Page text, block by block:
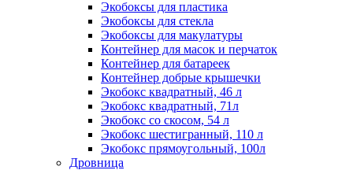
Экобоксы для пластика
Экобоксы для стекла
Экобоксы для макулатуры
Контейнер для масок и перчаток
Контейнер для батареек
Контейнер добрые крышечки
Экобокс квадратный, 46 л
Экобокс квадратный, 71л
Экобокс со скосом, 54 л
Экобокс шестигранный, 110 л
Экобокс прямоугольный, 100л
Дровница